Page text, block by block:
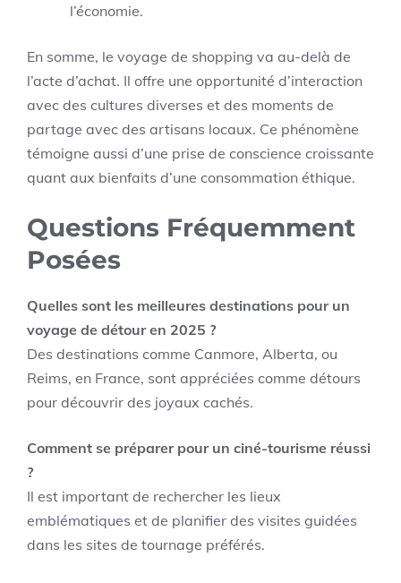
l’économie.
En somme, le voyage de shopping va au-delà de
l’acte d’achat. Il offre une opportunité d’interaction
avec des cultures diverses et des moments de
partage avec des artisans locaux. Ce phénomène
témoigne aussi d’une prise de conscience croissante
quant aux bienfaits d’une consommation éthique.
Questions Fréquemment
Posées
Quelles sont les meilleures destinations pour un
voyage de détour en 2025 ?
Des destinations comme Canmore, Alberta, ou
Reims, en France, sont appréciées comme détours
pour découvrir des joyaux cachés.
Comment se préparer pour un ciné-tourisme réussi
?
Il est important de rechercher les lieux
emblématiques et de planifier des visites guidées
dans les sites de tournage préférés.